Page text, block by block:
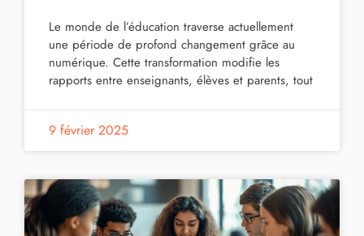
Le monde de l’éducation traverse actuellement
une période de profond changement grâce au
numérique. Cette transformation modifie les
rapports entre enseignants, élèves et parents, tout
9 février 2025